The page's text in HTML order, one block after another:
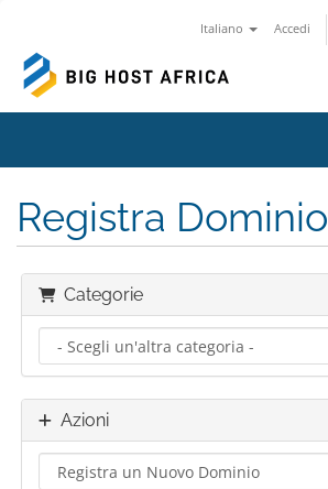
Italiano Accedi
Registra Dominio
Categorie
Azioni